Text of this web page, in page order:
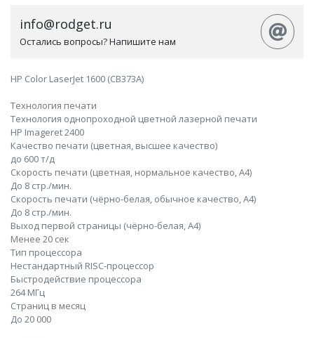
info@rodget.ru
Остались вопросы? Напишите нам
HP Color LaserJet 1600 (CB373A)
Технология печати
Технология однопроходной цветной лазерной печати
HP Imageret 2400
Качество печати (цветная, высшее качество)
до 600 т/д
Скорость печати (цветная, нормальное качество, A4)
До 8 стр./мин.
Скорость печати (чёрно-белая, обычное качество, A4)
До 8 стр./мин.
Выход первой страницы (чёрно-белая, A4)
Менее 20 сек
Тип процессора
Нестандартный RISC-процессор
Быстродействие процессора
264 МГц
Страниц в месяц
До 20 000